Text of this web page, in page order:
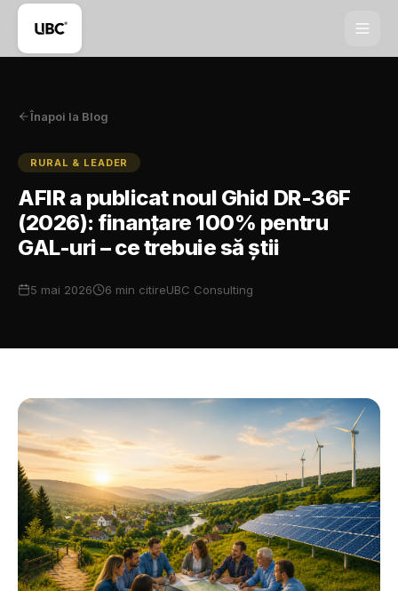
Înapoi la Blog
RURAL & LEADER
AFIR a publicat noul Ghid DR-36F
(2026): finanțare 100% pentru
GAL-uri – ce trebuie să știi
5 mai 2026 6 min citireUBC Consulting